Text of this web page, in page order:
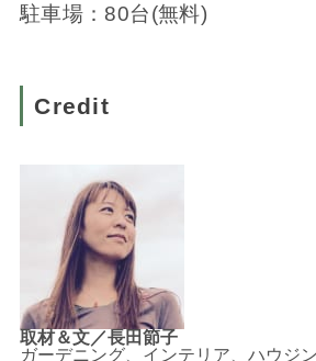
駐車場：80台(無料)
Credit
取材＆文／長田節子
ガーデニング、インテリア、ハウジ